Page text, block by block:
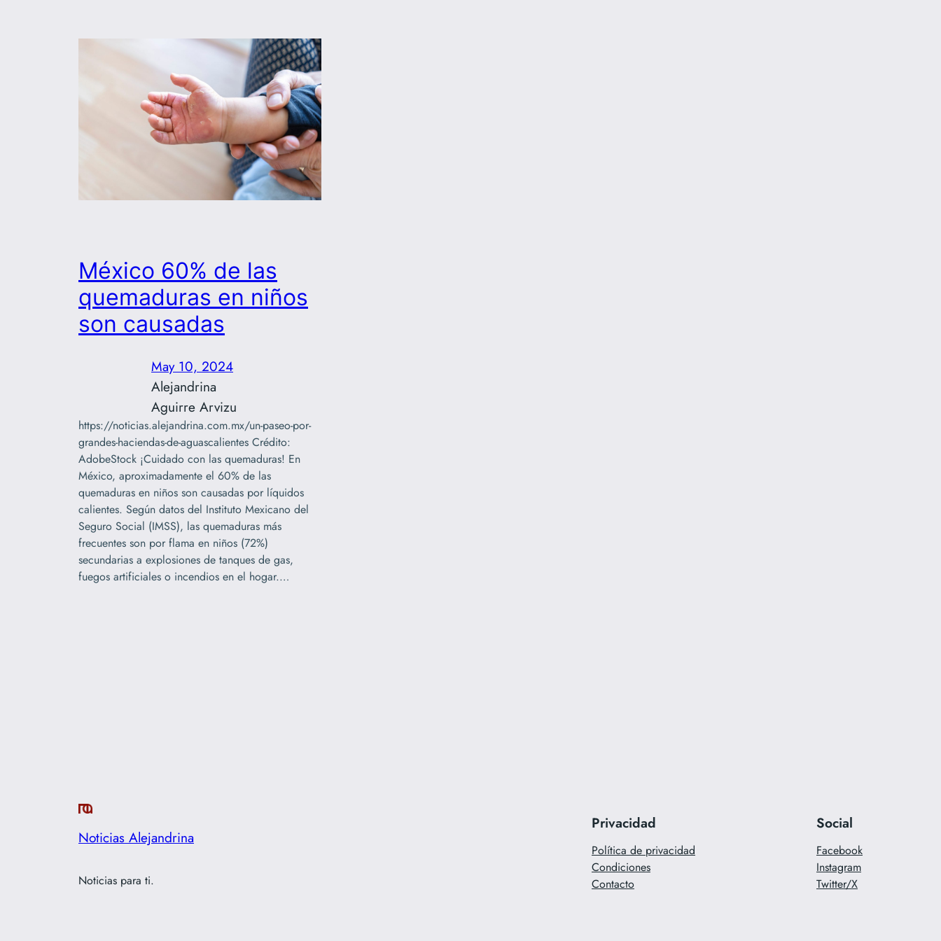
México 60% de las
quemaduras en niños
son causadas
May 10, 2024
Alejandrina
Aguirre Arvizu
https://noticias.alejandrina.com.mx/un-paseo-por-
grandes-haciendas-de-aguascalientes Crédito:
AdobeStock ¡Cuidado con las quemaduras! En
México, aproximadamente el 60% de las
quemaduras en niños son causadas por líquidos
calientes. Según datos del Instituto Mexicano del
Seguro Social (IMSS), las quemaduras más
frecuentes son por flama en niños (72%)
secundarias a explosiones de tanques de gas,
fuegos artificiales o incendios en el hogar.…
Noticias Alejandrina
Noticias para ti.
Privacidad
Política de privacidad
Condiciones
Contacto
Social
Facebook
Instagram
Twitter/X